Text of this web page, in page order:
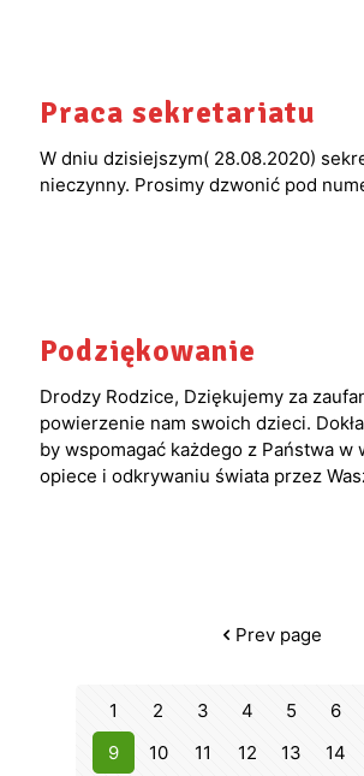
Praca sekretariatu
W dniu dzisiejszym( 28.08.2020)
nieczynny. Prosimy dzwonić pod
Podziękowanie
Drodzy Rodzice, Dziękujemy za
powierzenie nam swoich dzieci.
by wspomagać każdego z Państwa w
opiece i odkrywaniu świata przez
Prev page
1 2 3 4 5 6
9
10 11 12 13 14